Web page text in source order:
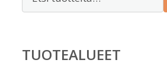
TUOTEALUEET